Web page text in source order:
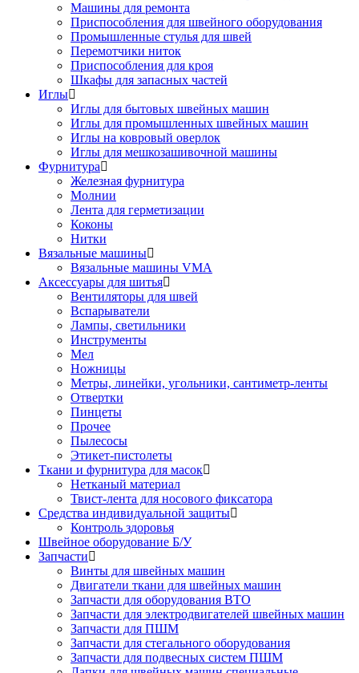
Машины для ремонта
Приспособления для швейного оборудования
Промышленные стулья для швей
Перемотчики ниток
Приспособления для кроя
Шкафы для запасных частей
Иглы
Иглы для бытовых швейных машин
Иглы для промышленных швейных машин
Иглы на ковровый оверлок
Иглы для мешкозашивочной машины
Фурнитура
Железная фурнитура
Молнии
Лента для герметизации
Коконы
Нитки
Вязальные машины
Вязальные машины VMA
Аксессуары для шитья
Вентиляторы для швей
Вспарыватели
Лампы, светильники
Инструменты
Мел
Ножницы
Метры, линейки, угольники, сантиметр-ленты
Отвертки
Пинцеты
Прочее
Пылесосы
Этикет-пистолеты
Ткани и фурнитура для масок
Нетканый материал
Твист-лента для носового фиксатора
Средства индивидуальной защиты
Контроль здоровья
Швейное оборудование Б/У
Запчасти
Винты для швейных машин
Двигатели ткани для швейных машин
Запчасти для оборудования ВТО
Запчасти для электродвигателей швейных машин
Запчасти для ПШМ
Запчасти для стегального оборудования
Запчасти для подвесных систем ПШМ